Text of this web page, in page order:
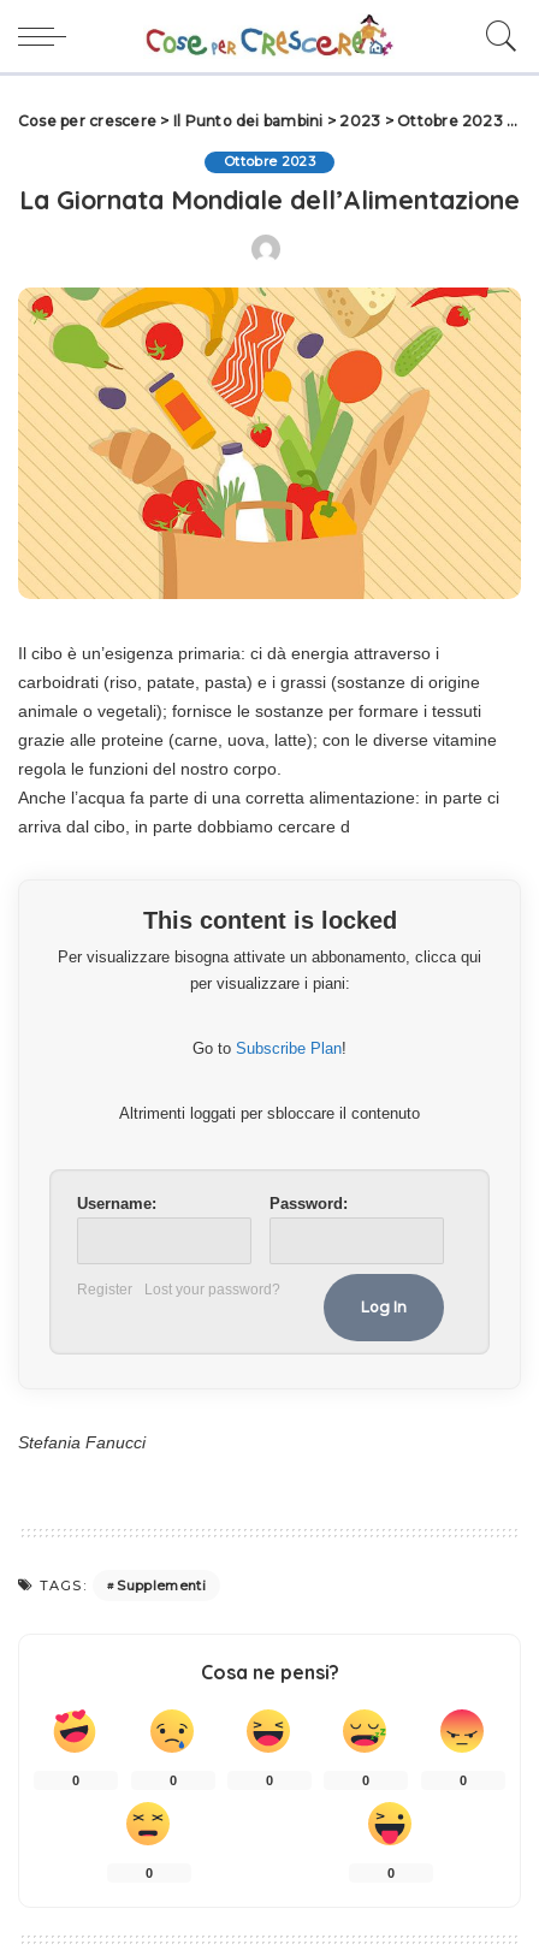
Cose per crescere > Il Punto dei bambini > 2023 >Ottobre 2023>
Ottobre 2023
La Giornata Mondiale dell’Alimentazione
Il cibo è un’esigenza primaria: ci dà energia attraverso i
carboidrati (riso, patate, pasta) e i grassi (sostanze di origine
animale o vegetali); fornisce le sostanze per formare i tessuti
grazie alle proteine (carne, uova, latte); con le diverse vitamine
regola le funzioni del nostro corpo.
Anche l’acqua fa parte di una corretta alimentazione: in parte ci
arriva dal cibo, in parte dobbiamo cercare d
This content is locked
Per visualizzare bisogna attivate un abbonamento, clicca qui
per visualizzare i piani:
Go to Subscribe Plan!
Altrimenti loggati per sbloccare il contenuto
Username: Password:
Register Lost your password?
Stefania Fanucci
TAGS: Supplementi
Cosa ne pensi?
0 0 0 0 0
0 0